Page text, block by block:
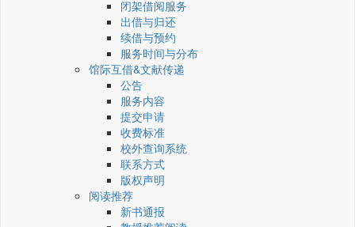
闭架借阅服务
出借与归还
续借与预约
服务时间与分布
馆际互借&文献传递
公告
服务内容
提交申请
收费标准
校外查询系统
联系方式
版权声明
阅读推荐
新书通报